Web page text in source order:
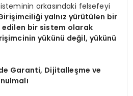
arkasındaki felsefeyi
yalnız yürütülen bir
bir sistem olarak
yükünü değil, yükünü
Garanti, Dijitalleşme ve